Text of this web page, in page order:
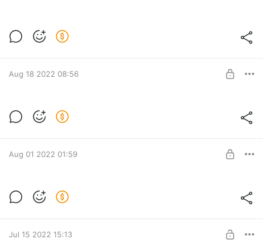
Aug 18 2022 08:56
hang
Aug 01 2022 01:59
Phuong Dong
Jul 15 2022 15:13